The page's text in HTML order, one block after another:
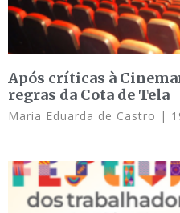
Após críticas à
regras da Cota de Tela
Maria Eduarda de Castro